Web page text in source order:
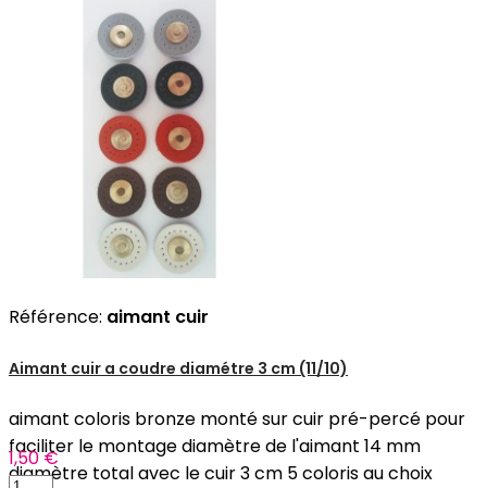
Référence: aimant cuir
Aimant cuir a coudre diamétre 3 cm (11/10)
aimant coloris bronze monté sur cuir pré-percé pour
faciliter le montage diamètre de l'aimant 14 mm
diamètre total avec le cuir 3 cm 5 coloris au choix
1,50 €